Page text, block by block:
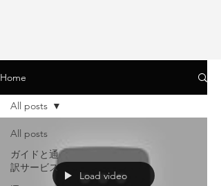
Home
All posts
ガイドと通
訳サービス
All posts
Load video